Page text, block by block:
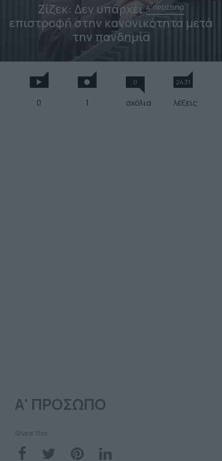
Ζίζεκ: Δεν υπάρχειΑ' ΠΡΟΣΩΠΟ
επιστροφή στην κανονικότητα μετά
την πανδημία
0 1
0
σχόλια
2431
λέξεις
Α' ΠΡΟΣΩΠΟ
Share this